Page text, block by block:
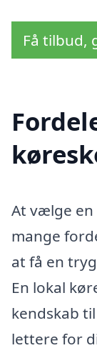
Få tilbud,
At vælge en
mange
at få en
En lokal
kendskab
lettere for